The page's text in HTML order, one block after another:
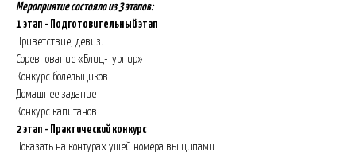
Мероприятие состояло из 3 этапов:
1 этап - Подготовительный этап
Приветствие, девиз.
Соревнование «Блиц-турнир»
Конкурс болельщиков
Домашнее задание
Конкурс капитанов
2 этап - Практический конкурс
Показать на контурах ушей номера выщипами